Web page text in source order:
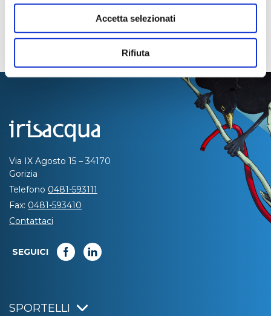
Accetta selezionati
Rifiuta
Via IX Agosto 15 – 34170
Gorizia
Telefono 0481-593111
Fax: 0481-593410
Contattaci
SEGUICI
SPORTELLI